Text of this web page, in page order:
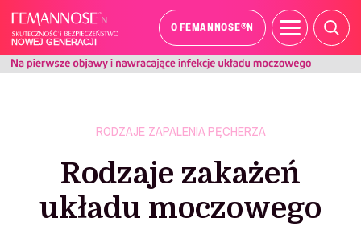
O FEMANNOSE®N
RODZAJE ZAPALENIA PĘCHERZA
Rodzaje zakażeń
układu moczowego